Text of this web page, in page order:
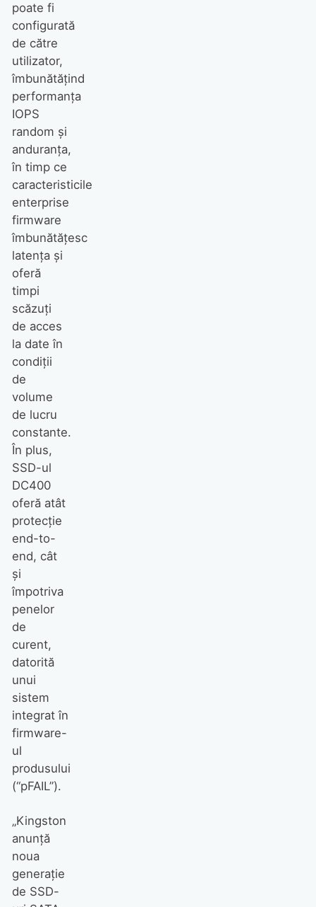
poate fi
configurată
de către
utilizator,
îmbunătățind
performanța
IOPS
random și
anduranța,
în timp ce
caracteristicile
enterprise
firmware
îmbunătățesc
latența și
oferă
timpi
scăzuți
de acces
la date în
condiții
de
volume
de lucru
constante.
În plus,
SSD-ul
DC400
oferă atât
protecție
end-to-
end, cât
și
împotriva
penelor
de
curent,
datorită
unui
sistem
integrat în
firmware-
ul
produsului
(“pFAIL”).
„Kingston
anunță
noua
generație
de SSD-